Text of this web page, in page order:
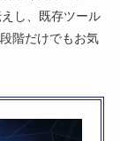
し、既存ツール
階だけでもお気